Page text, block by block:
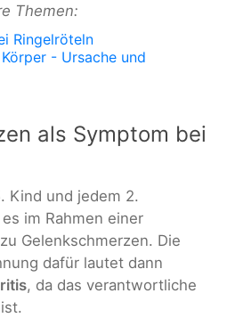
Themen:
Ringelröteln
- Ursache und
als Symptom bei
Kind und jedem 2.
im Rahmen einer
Gelenkschmerzen. Die
dafür lautet dann
, da das verantwortliche